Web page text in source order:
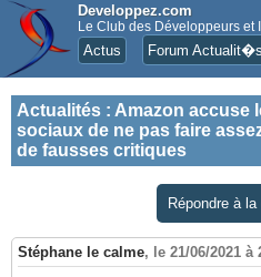
Developpez.com
Le Club des Développeurs et
Actus Forum Actualit�s
Actualités : Amazon accuse
sociaux de ne pas faire
de fausses critiques
Répondre à
Stéphane le calme, le 21/06/2021 à